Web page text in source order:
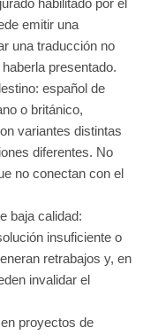
habilitado por el
emitir una
una traducción no
presentado.
español de
o británico,
variantes distintas
diferentes. No
no conectan con el
baja calidad:
insuficiente o
retrabajos y, en
invalidar el
proyectos de